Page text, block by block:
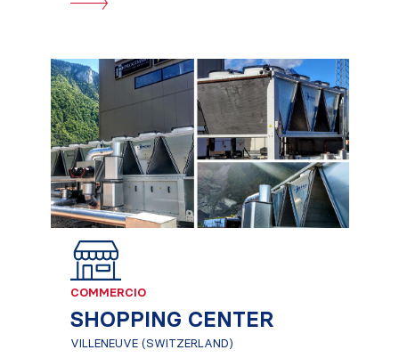
COMMERCIO
SHOPPING CENTER
VILLENEUVE (SWITZERLAND)